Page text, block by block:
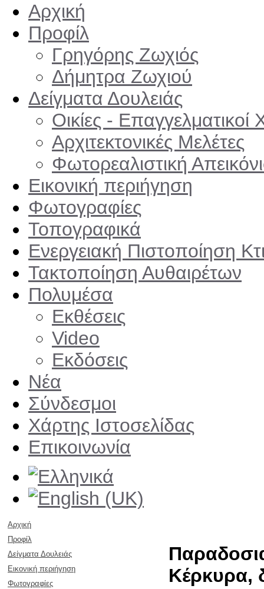
Αρχική
Προφίλ
Γρηγόρης Ζωχιός
Δήμητρα Ζωχιού
Δείγματα Δουλειάς
Οικίες - Επαγγελματικοί
Αρχιτεκτονικές Μελέτες
Φωτορεαλιστική
Εικονική περιήγηση
Φωτογραφίες
Τοπογραφικά
Ενεργειακή Πιστοποίηση
Τακτοποίηση Αυθαιρέτων
Πολυμέσα
Εκθέσεις
Video
Εκδόσεις
Νέα
Σύνδεσμοι
Χάρτης Ιστοσελίδας
Επικοινωνία
Αρχική
Προφίλ
Δείγματα Δουλειάς
Εικονική περιήγηση
Φωτογραφίες
Κέρκυρα,